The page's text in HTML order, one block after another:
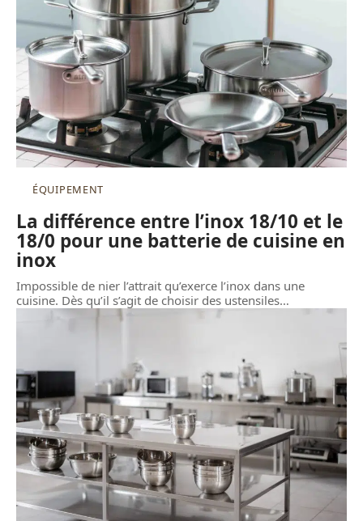
ÉQUIPEMENT
La différence entre l’inox 18/10 et le
18/0 pour une batterie de cuisine en
inox
Impossible de nier l’attrait qu’exerce l’inox dans une
cuisine. Dès qu’il s’agit de choisir des ustensiles…